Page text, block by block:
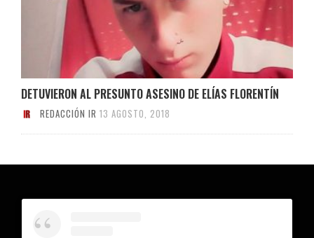
DETUVIERON AL PRESUNTO ASESINO DE ELÍAS FLORENTÍN
REDACCIÓN IR 13 AGOSTO, 2018